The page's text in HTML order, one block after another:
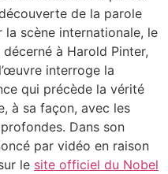
de la parole
scène internationale, le
à Harold Pinter,
interroge la
qui précède la vérité
à sa façon, avec les
Dans son
par vidéo en raison
le site officiel du Nobel